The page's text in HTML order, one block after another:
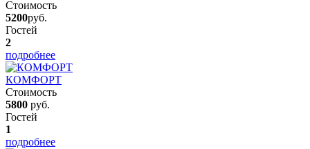
Стоимость
5200руб.
Гостей
2
подробнее
КОМФОРТ
Стоимость
5800 руб.
Гостей
1
подробнее